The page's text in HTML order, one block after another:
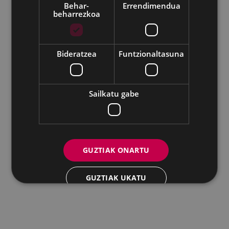
Udalaren sare sozial guztiak
Eibarko Andretxea - Isasi kalea, 11 | 20600 Eibar
Andretxea: 943 54 39 38Berdintasuna: 943 70 84 40
andretxea@eibar.eus
berdintasuna@eibar.eus
IFZ: P2003100A | DIR3 L01200300
Behar-
beharrezkoa
Errendimendua
Bideratzea Funtzionaltasuna
Sailkatu gabe
GUZTIAK ONARTU
GUZTIAK UKATU